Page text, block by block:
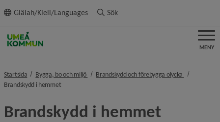
innehållet
Giälah/Kieli/Languages Sök
MENY
Startsida Bygga, bo och miljö nivå i brödsmulenavigeringen
Brandskydd och förebygga olycka
nivå i
Brandskydd i hemmetnivå i brödsmulenavigeringen
Brandskydd i hemmet